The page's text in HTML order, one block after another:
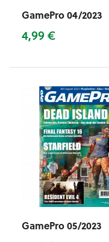
GamePro 04/2023
4,99 €
GamePro 05/2023